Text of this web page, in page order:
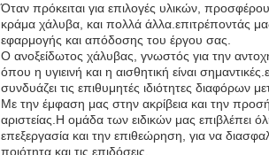
Όταν πρόκειται για επιλογές υλικών,
κράμα χάλυβα, και πολλά άλλα.επιτρέποντάς
εφαρμογής και απόδοσης του έργου σας.
Ο ανοξείδωτος χάλυβας, γνωστός για την
όπου η υγιεινή και η αισθητική είναι
συνδυάζει τις επιθυμητές ιδιότητες διαφόρων
Με την έμφαση μας στην ακρίβεια και την
αριστείας.Η ομάδα των ειδικών μας επιβλέπει
επεξεργασία και την επιθεώρηση, για να
ποιότητα και τις επιδόσεις.